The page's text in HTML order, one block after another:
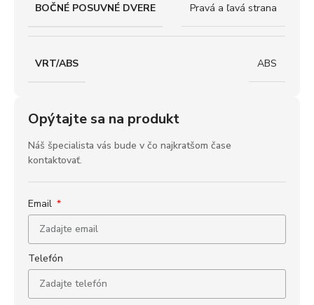
BOČNÉ POSUVNÉ DVERE Pravá a ľavá strana
VRT/ABS ABS
Opýtajte sa na produkt
Náš špecialista vás bude v čo najkratšom čase
kontaktovať.
Email
Telefón